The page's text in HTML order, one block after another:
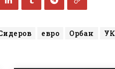
евро Орбан